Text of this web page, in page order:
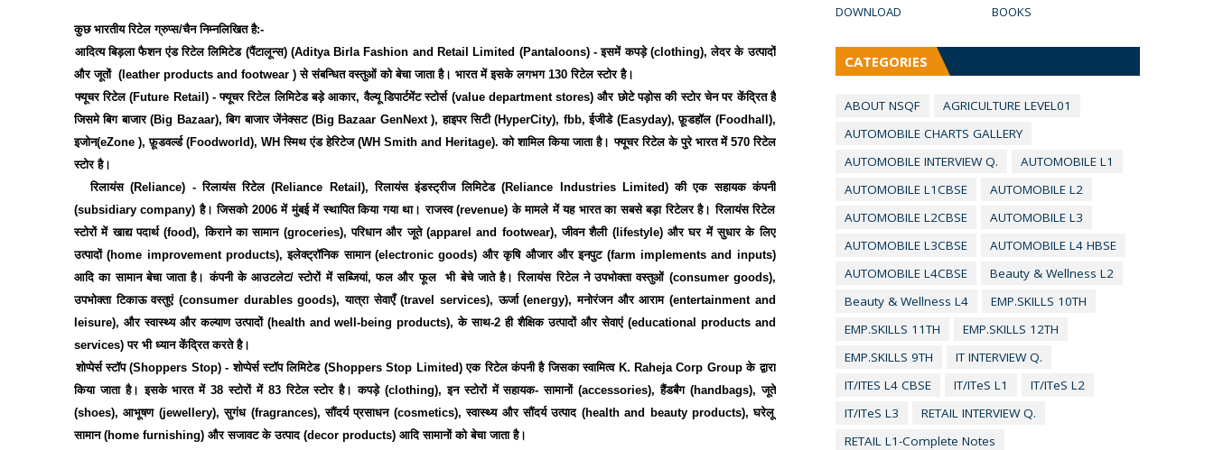
कुछ भारतीय रिटेल ग्रुप्स/चैन निम्नलिखित है:-
आदित्य बिड़ला फैशन एंड रिटेल लिमिटेड(पैंटालून्स) (Aditya Birla Fashion and Retail Limited (Pantaloons) -इसमें कपड़े(clothing),लेदर के उत्पादों
और जूतों (leather products and footwear )से संबन्धित वस्तुओं को बेचा जाता है। भारत में इसके लगभग130रिटेल स्टोर है।
फ्यूचर रिटेल(Future Retail) -फ्यूचर रिटेल लिमिटेड बड़े आकार,वैल्यू डिपार्टमेंट स्टोर्स(value department stores)और छोटे पड़ोस की स्टोर चेन पर केंद्रित है
जिसमे बिग बाजार(Big Bazaar),बिग बाजार जेंनेक्सट(Big Bazaar GenNext ),हाइपर सिटी(HyperCity), fbb,ईजीडे(Easyday),फ़ूडहॉल(Foodhall),
इजोन(eZone ),फ़ूडवर्ल्ड(Foodworld), WHस्मिथ एंड हेरिटेज(WH Smith and Heritage).को शामिल किया जाता है। फ्यूचर रिटेल के पुरे भारत में570रिटेल
स्टोर है।
रिलायंस(Reliance) -रिलायंस रिटेल(Reliance Retail),रिलायंस इंडस्ट्रीज लिमिटेड(Reliance Industries Limited)की एक सहायक कंपनी
(subsidiary company)है। जिसको2006में मुंबई में स्थापित किया गया था। राजस्व(revenue)के मामले में यह भारत का सबसे बड़ा रिटेलर है। रिलायंस रिटेल
स्टोरों में खाद्य पदार्थ(food),किराने का सामान(groceries),परिधान और जूते(apparel and footwear),जीवन शैली(lifestyle)और घर में सुधार के लिए
उत्पादों(home improvement products),इलेक्ट्रॉनिक सामान(electronic goods) और कृषि औजार और इनपुट(farm implements and inputs)
आदि का सामान बेचा जाता है। कंपनी के आउटलेट/स्टोरों में सब्जियां,फल और फूल भी बेचे जाते है। रिलायंस रिटेल ने उपभोक्ता वस्तुओं(consumer goods),
उपभोक्ता टिकाऊ वस्तुएं(consumer durables goods),यात्रा सेवाएँ(travel services),ऊर्जा(energy),मनोरंजन और आराम(entertainment and
leisure), और स्वास्थ्य और कल्याण उत्पादों(health and well-being products),के साथ-2ही शैक्षिक उत्पादों और सेवाएं(educational products and
services)पर भी ध्यान केंद्रित करते है।
शोप्पेर्स स्टॉप(Shoppers Stop) -शोप्पेर्स स्टॉप लिमिटेड(Shoppers Stop Limited)एक रिटेल कंपनी है जिसका स्वामित्वK. Raheja Corp Groupके द्वारा
किया जाता है। इसके भारत में38स्टोरों में83रिटेल स्टोर है। कपड़े(clothing),इन स्टोरों में सहायक-सामानों(accessories),हैंडबैग(handbags),जूते
(shoes),आभूषण(jewellery),सुगंध(fragrances),सौंदर्य प्रसाधन(cosmetics),स्वास्थ्य और सौंदर्य उत्पाद(health and beauty products),घरेलू
सामान(home furnishing) और सजावट के उत्पाद(decor products) आदि सामानों को बेचा जाता है।
DOWNLOAD
BOOKS
CATEGORIES
ABOUT NSQF
AGRICULTURE LEVEL01
AUTOMOBILE CHARTS GALLERY
AUTOMOBILE INTERVIEW Q.
AUTOMOBILE L1
AUTOMOBILE L1CBSE
AUTOMOBILE L2
AUTOMOBILE L2CBSE
AUTOMOBILE L3
AUTOMOBILE L3CBSE
AUTOMOBILE L4 HBSE
AUTOMOBILE L4CBSE
Beauty & Wellness L2
Beauty & Wellness L4
EMP.SKILLS 10TH
EMP.SKILLS 11TH
EMP.SKILLS 12TH
EMP.SKILLS 9TH
IT INTERVIEW Q.
IT/ITES L4 CBSE
IT/ITeS L1
IT/ITeS L2
IT/ITeS L3
RETAIL INTERVIEW Q.
RETAIL L1-Complete Notes